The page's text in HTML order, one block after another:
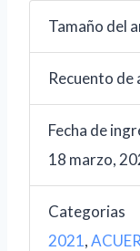
Tamaño del
Recuento de
Fecha de
18 marzo,
Categorias
2021,